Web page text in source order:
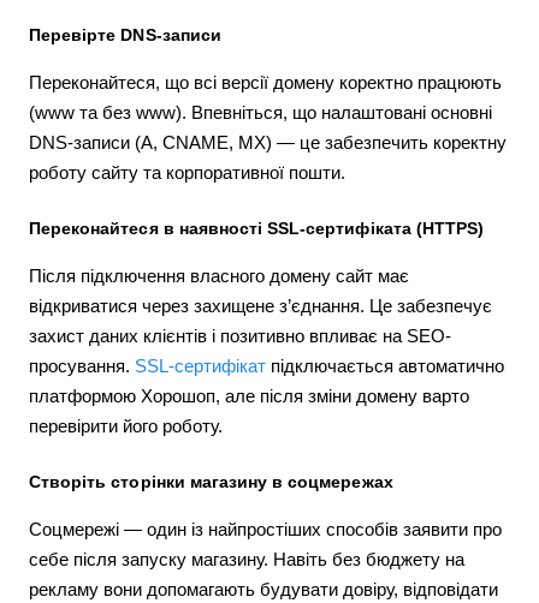
Перевірте DNS-записи
Переконайтеся, що всі версії домену коректно працюють
(www та без www). Впевніться, що налаштовані основні
DNS-записи (A, CNAME, MX) — це забезпечить коректну
роботу сайту та корпоративної пошти.
Переконайтеся в наявності SSL-сертифіката (HTTPS)
Після підключення власного домену сайт має
відкриватися через захищене з’єднання. Це забезпечує
захист даних клієнтів і позитивно впливає на SEO-
просування. SSL-сертифікат підключається автоматично
платформою Хорошоп, але після зміни домену варто
перевірити його роботу.
Створіть сторінки магазину в соцмережах
Соцмережі — один із найпростіших способів заявити про
себе після запуску магазину. Навіть без бюджету на
рекламу вони допомагають будувати довіру, відповідати